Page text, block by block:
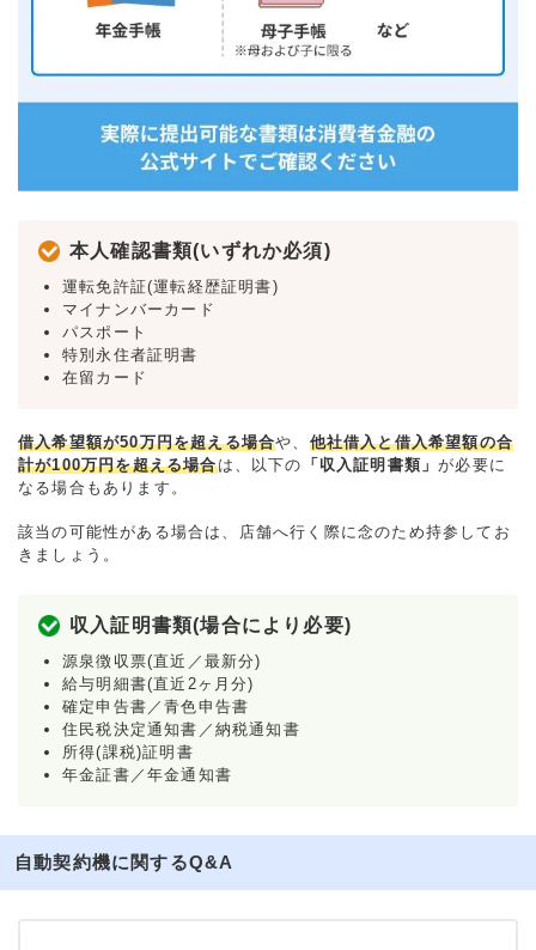
本人確認書類(いずれか必須)
運転免許証(運転経歴証明書)
マイナンバーカード
パスポート
特別永住者証明書
在留カード
借入希望額が50万円を超える場合や、 他社借入と借入希望額の合
計が100万円を超える場合は、以下の 「収入証明書類」が必要に
なる場合もあります。
該当の可能性がある場合は、店舗へ行く際に念のため持参してお
きましょう。
収入証明書類(場合により必要)
源泉徴収票(直近／最新分)
給与明細書(直近2ヶ月分)
確定申告書／青色申告書
住民税決定通知書／納税通知書
所得(課税)証明書
年金証書／年金通知書
自動契約機に関するQ&A